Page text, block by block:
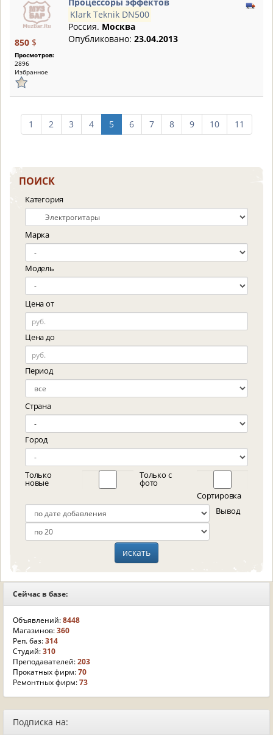
850 $
Просмотров:
2896
Избранное
Klark Teknik DN500
Россия. Москва
Опубликовано: 23.04.2013
1 2 3 4 5 6 7 8 9 10 11
ПОИСК
Категория
Марка
Модель
Цена от
Цена до
Период
Страна
Город
Только
новые
Только с
фото
Сортировка
Вывод
Сейчас в базе:
Объявлений:8448
Магазинов:360
Реп. баз:314
Студий:310
Преподавателей:203
Прокатных фирм:70
Ремонтных фирм:73
Подписка на: